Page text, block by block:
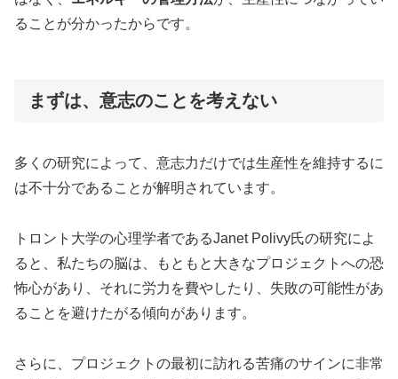
ることが分かったからです。
まずは、意志のことを考えない
多くの研究によって、意志力だけでは生産性を維持するに
は不十分であることが解明されています。
トロント大学の心理学者であるJanet Polivy氏の研究によ
ると、私たちの脳は、もともと大きなプロジェクトへの恐
怖心があり、それに労力を費やしたり、失敗の可能性があ
ることを避けたがる傾向があります。
さらに、プロジェクトの最初に訪れる苦痛のサインに非常